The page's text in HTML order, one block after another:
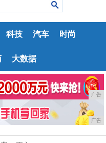
科技 汽车 时尚
大数据
广告
广告